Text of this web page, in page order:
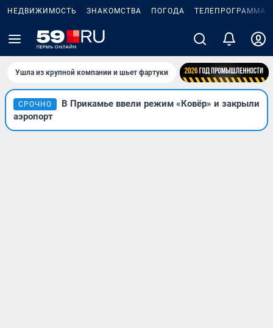
НЕДВИЖИМОСТЬ ЗНАКОМСТВА ПОГОДА ТЕЛЕПРОГРАММА
Ушла из крупной компании и шьет фартуки
СРОЧНО
В Прикамье ввели режим «Ковёр» и закрыли
аэропорт